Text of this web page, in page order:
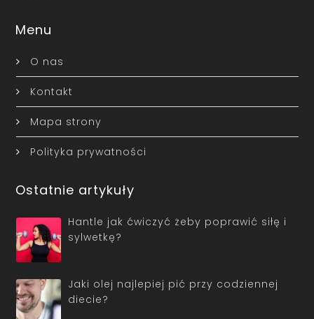
Menu
O nas
Kontakt
Mapa strony
Polityka prywatności
Ostatnie artykuły
Hantle jak ćwiczyć żeby poprawić siłę i
sylwetkę?
Jaki olej najlepiej pić przy codziennej
diecie?